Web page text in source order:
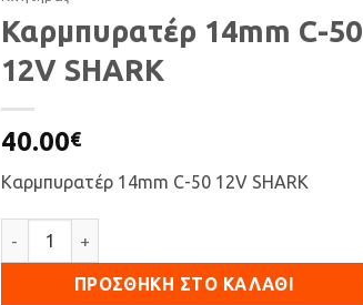
Καρμπυρατέρ 14mm C-50
12V SHARK
40.00€
Καρμπυρατέρ 14mm C-50 12V SHARK
Καρμπυρατέρ 14mm C-50 12V SHARK ποσότητα
ΠΡΟΣΘΉΚΗ ΣΤΟ ΚΑΛΆΘΙ